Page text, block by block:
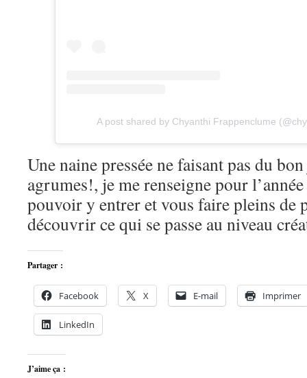
A post shared by Chyanthi Frappenclume
Une naine pressée ne faisant pas du
agrumes!, je me renseigne pour
pouvoir y entrer et vous faire pleins de
découvrir ce qui se passe au niveau
Partager :
Facebook X E-mail Imprimer
LinkedIn
J’aime ça :